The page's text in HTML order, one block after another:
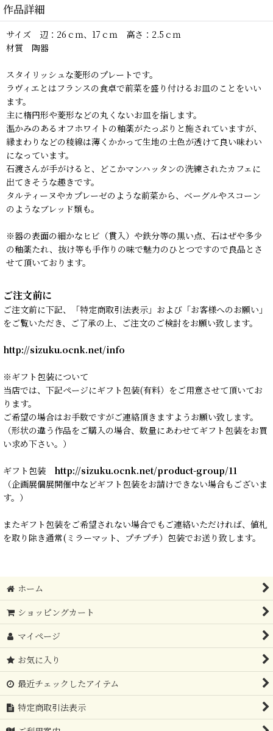
作品詳細
サイズ 辺：26ｃｍ、17ｃｍ 高さ：2.5ｃｍ
材質 陶器
スタイリッシュな菱形のプレートです。
ラヴィエとはフランスの食卓で前菜を盛り付けるお皿のことをいい
ます。
主に楕円形や菱形などの丸くないお皿を指します。
温かみのあるオフホワイトの釉薬がたっぷりと施されていますが、
縁まわりなどの稜線は薄くかかって生地の土色が透けて良い味わい
になっています。
石渡さんが手がけると、どこかマンハッタンの洗練されたカフェに
出てきそうな趣きです。
タルティーヌやカプレーゼのような前菜から、ベーグルやスコーン
のようなブレッド類も。
※器の表面の細かなヒビ（貫入）や鉄分等の黒い点、石はぜや多少
の釉薬たれ、抜け等も手作りの味で魅力のひとつですので良品とさ
せて頂いております。
ご注文前に
ご注文前に下記、「特定商取引法表示」および「お客様へのお願い」
をご覧いただき、ご了承の上、ご注文のご検討をお願い致します。
http://sizuku.ocnk.net/info
※ギフト包装について
当店では、下記ページにギフト包装(有料）をご用意させて頂いてお
ります。
ご希望の場合はお手数ですがご連絡頂きますようお願い致します。
（形状の違う作品をご購入の場合、数量にあわせてギフト包装をお買
い求め下さい。）
ギフト包装 http://sizuku.ocnk.net/product-group/11
（企画展個展開催中などギフト包装をお請けできない場合もございま
す。）
またギフト包装をご希望されない場合でもご連絡いただければ、値札
を取り除き通常(ミラーマット、プチプチ）包装でお送り致します。
ホーム
ショッピングカート
マイページ
お気に入り
最近チェックしたアイテム
特定商取引法表示